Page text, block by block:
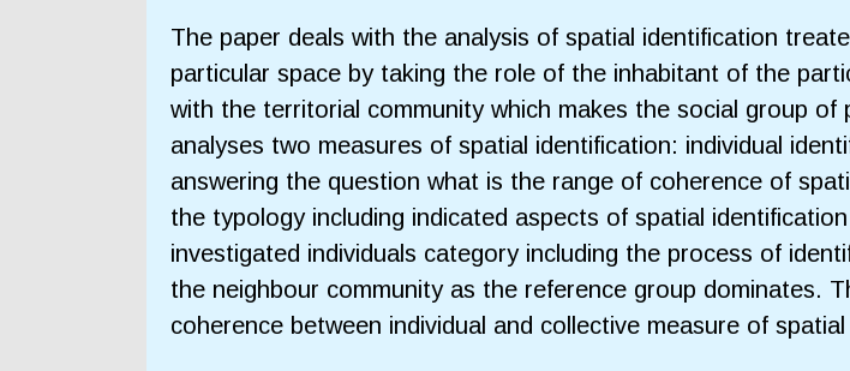
The paper deals with the analysis of spatial identification
particular space by taking the role of the inhabitant of the
with the territorial community which makes the social group
analyses two measures of spatial identification: individual
answering the question what is the range of coherence of
the typology including indicated aspects of spatial
investigated individuals category including the process of
the neighbour community as the reference group dominates.
coherence between individual and collective measure of